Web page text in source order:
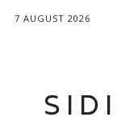
7 AUGUST 2026